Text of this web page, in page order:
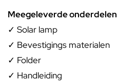
Meegeleverde onderdelen
✓ Solar lamp
✓ Bevestigings materialen
✓ Folder
✓ Handleiding